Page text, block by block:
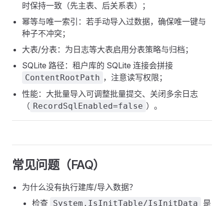
时保持一致（先主表、后关系表）；
幂等与唯一索引：若手动导入过数据，确保唯一键与
种子不冲突；
大表/分表：为日志等大表启用分表策略与归档；
SQLite 路径：租户库的 SQLite 连接会拼接
ContentRootPath ，注意读写权限；
性能：大批量导入可调整批量提交、关闭多余日志
（ RecordSqlEnabled=false ）。
常见问题（FAQ）
为什么没有执行建库/导入数据？
检查 System.IsInitTable/IsInitData
是